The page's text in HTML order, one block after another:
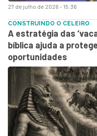
27 de julho de 2026 - 15:36
CONSTRUINDO O CELEIRO
A estratégia das
bíblica ajuda a
oportunidades